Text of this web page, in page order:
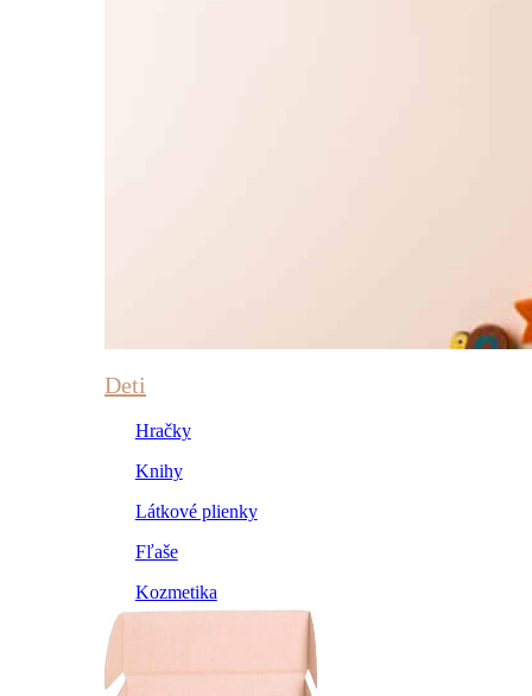
Deti
Hračky
Knihy
Látkové plienky
Fľaše
Kozmetika